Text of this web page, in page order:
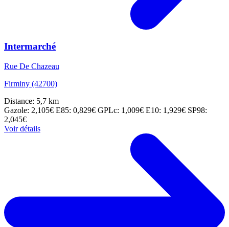
Intermarché
Rue De Chazeau
Firminy (42700)
Distance: 5,7 km
Gazole: 2,105€ E85: 0,829€ GPLc: 1,009€ E10: 1,929€ SP98:
2,045€
Voir détails